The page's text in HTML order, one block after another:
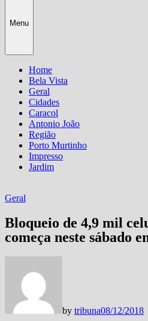
Menu
Home
Bela Vista
Geral
Cidades
Caracol
Antonio João
Região
Porto Murtinho
Impresso
Jardim
Geral
Bloqueio de 4,9 mil
começa neste sábado
by tribuna08/12/2018